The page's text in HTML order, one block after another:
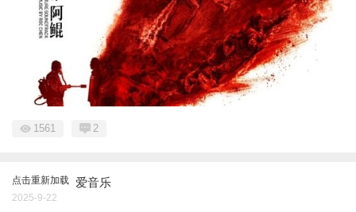
1561 2
点击重新加载 爱音乐
2025-9-22